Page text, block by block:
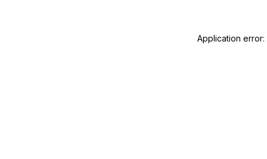
Application